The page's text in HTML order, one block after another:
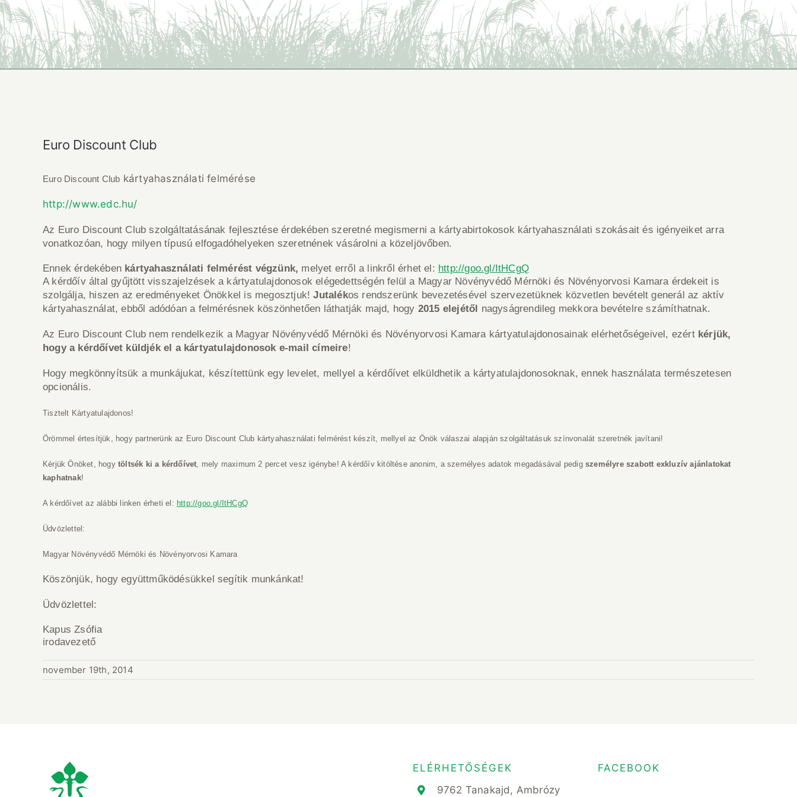
Euro Discount Club
Euro Discount Club kártyahasználati felmérése
http://www.edc.hu/
Az Euro Discount Club szolgáltatásának fejlesztése érdekében szeretné megismerni a kártyabirtokosok kártyahasználati szokásait és igényeiket arra
vonatkozóan, hogy milyen típusú elfogadóhelyeken szeretnének vásárolni a közeljövőben.
Ennek érdekében kártyahasználati felmérést végzünk, melyet erről a linkről érhet el: http://goo.gl/ItHCgQ
A kérdőív által gyűjtött visszajelzések a kártyatulajdonosok elégedettségén felül a Magyar Növényvédő Mérnöki és Növényorvosi Kamara érdekeit is
szolgálja, hiszen az eredményeket Önökkel is megosztjuk!Jutalékos rendszerünk bevezetésével szervezetüknek közvetlen bevételt generál az aktív
kártyahasználat, ebből adódóan a felmérésnek köszönhetően láthatják majd, hogy 2015 elejétől nagyságrendileg mekkora bevételre számíthatnak.
Az Euro Discount Club nem rendelkezik a Magyar Növényvédő Mérnöki és Növényorvosi Kamara kártyatulajdonosainak elérhetőségeivel, ezért kérjük,
hogy a kérdőívet küldjék el a kártyatulajdonosok e-mail címeire!
Hogy megkönnyítsük a munkájukat, készítettünk egy levelet, mellyel a kérdőívet elküldhetik a kártyatulajdonosoknak, ennek használata természetesen
opcionális.
Tisztelt Kártyatulajdonos!
Örömmel értesítjük, hogy partnerünk az Euro Discount Club kártyahasználati felmérést készít, mellyel az Önök válaszai alapján szolgáltatásuk színvonalát szeretnék javítani!
Kérjük Önöket, hogy töltsék ki a kérdőívet, mely maximum 2 percet vesz igénybe! A kérdőív kitöltése anonim, a személyes adatok megadásával pedigszemélyre szabott exkluzív ajánlatokat
kaphatnak!
A kérdőívet az alábbi linken érheti el: http://goo.gl/ItHCgQ
Üdvözlettel:
Magyar Növényvédő Mérnöki és Növényorvosi Kamara
Köszönjük, hogy együttműködésükkel segítik munkánkat!
Üdvözlettel:
Kapus Zsófia
irodavezető
november 19th, 2014
ELÉRHETŐSÉGEK
9762 Tanakajd, Ambrózy
FACEBOOK